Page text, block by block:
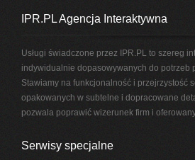
IPR.PL Agencja Interaktywna
Usługi świadczone przez IPR.PL to szereg
indywidualnie dopasowywanych do potrzeb
Stawiamy na funkcjonalność i przejrzystość
opakowanych w subtelne i dopracowane
pozwala poprawić wizerunek firm i
Serwisy specjalne